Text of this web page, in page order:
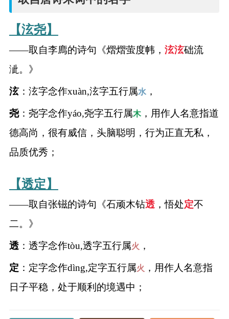
【泫尧】
——取自李廌的诗句《熠熠萤度帏， 泫泫础流
泚。》
泫：泫字念作xuàn,泫字五行属水，
尧：尧字念作yáo,尧字五行属木，用作人名意指道
德高尚，很有威信，头脑聪明，行为正直无私，
品质优秀；
【透定】
——取自张镃的诗句《石顽木钻透，悟处定不
二。》
透：透字念作tòu,透字五行属火 ，
定 ：定字念作dìng,定字五行属火 ，用作人名意指
日子平稳，处于顺利的境遇中；